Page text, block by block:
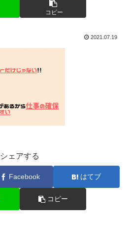
コピー
2021.07.19
シェアする
Facebook はてブ
コピー